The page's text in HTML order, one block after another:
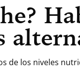
de los niveles